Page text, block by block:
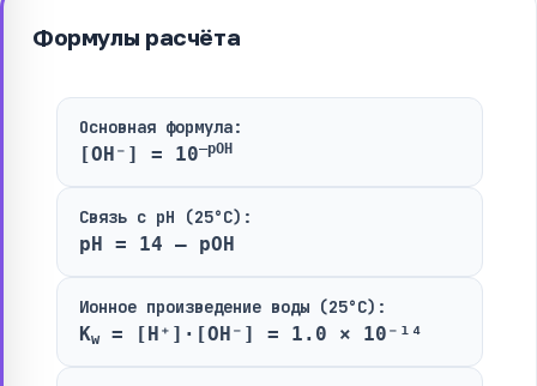
Формулы расчёта
Основная формула:
[OH⁻] = 10–pOH
Связь с pH (25°C):
pH = 14 – pOH
Ионное произведение воды (25°C):
Kw= [H⁺]·[OH⁻] = 1.0 × 10⁻¹⁴